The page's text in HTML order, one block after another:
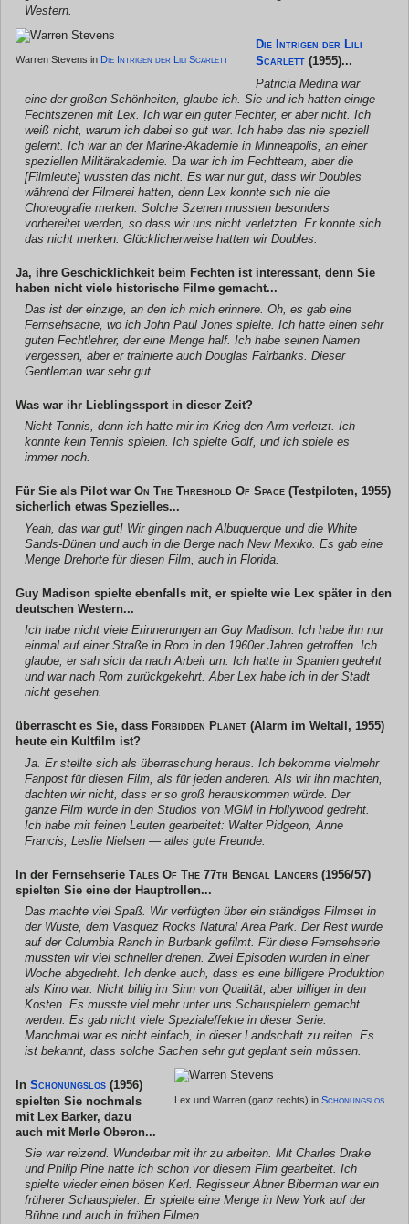
Western.
Warren Stevens in Die Intrigen der Lili Scarlett
Die Intrigen der Lili
Scarlett (1955)...
Patricia Medina war
eine der großen Schönheiten, glaube ich. Sie und ich hatten einige
Fechtszenen mit Lex. Ich war ein guter Fechter, er aber nicht. Ich
weiß nicht, warum ich dabei so gut war. Ich habe das nie speziell
gelernt. Ich war an der Marine-Akademie in Minneapolis, an einer
speziellen Militärakademie. Da war ich im Fechtteam, aber die
[Filmleute] wussten das nicht. Es war nur gut, dass wir Doubles
während der Filmerei hatten, denn Lex konnte sich nie die
Choreografie merken. Solche Szenen mussten besonders
vorbereitet werden, so dass wir uns nicht verletzten. Er konnte sich
das nicht merken. Glücklicherweise hatten wir Doubles.
Ja, ihre Geschicklichkeit beim Fechten ist interessant, denn Sie
haben nicht viele historische Filme gemacht...
Das ist der einzige, an den ich mich erinnere. Oh, es gab eine
Fernsehsache, wo ich John Paul Jones spielte. Ich hatte einen sehr
guten Fechtlehrer, der eine Menge half. Ich habe seinen Namen
vergessen, aber er trainierte auch Douglas Fairbanks. Dieser
Gentleman war sehr gut.
Was war ihr Lieblingssport in dieser Zeit?
Nicht Tennis, denn ich hatte mir im Krieg den Arm verletzt. Ich
konnte kein Tennis spielen. Ich spielte Golf, und ich spiele es
immer noch.
Für Sie als Pilot war On The Threshold Of Space (Testpiloten, 1955)
sicherlich etwas Spezielles...
Yeah, das war gut! Wir gingen nach Albuquerque und die White
Sands-Dünen und auch in die Berge nach New Mexiko. Es gab eine
Menge Drehorte für diesen Film, auch in Florida.
Guy Madison spielte ebenfalls mit, er spielte wie Lex später in den
deutschen Western...
Ich habe nicht viele Erinnerungen an Guy Madison. Ich habe ihn nur
einmal auf einer Straße in Rom in den 1960er Jahren getroffen. Ich
glaube, er sah sich da nach Arbeit um. Ich hatte in Spanien gedreht
und war nach Rom zurückgekehrt. Aber Lex habe ich in der Stadt
nicht gesehen.
überrascht es Sie, dass Forbidden Planet (Alarm im Weltall, 1955)
heute ein Kultfilm ist?
Ja. Er stellte sich als überraschung heraus. Ich bekomme vielmehr
Fanpost für diesen Film, als für jeden anderen. Als wir ihn machten,
dachten wir nicht, dass er so groß herauskommen würde. Der
ganze Film wurde in den Studios von MGM in Hollywood gedreht.
Ich habe mit feinen Leuten gearbeitet: Walter Pidgeon, Anne
Francis, Leslie Nielsen — alles gute Freunde.
In der Fernsehserie Tales Of The 77th Bengal Lancers (1956/57)
spielten Sie eine der Hauptrollen...
Das machte viel Spaß. Wir verfügten über ein ständiges Filmset in
der Wüste, dem Vasquez Rocks Natural Area Park. Der Rest wurde
auf der Columbia Ranch in Burbank gefilmt. Für diese Fernsehserie
mussten wir viel schneller drehen. Zwei Episoden wurden in einer
Woche abgedreht. Ich denke auch, dass es eine billigere Produktion
als Kino war. Nicht billig im Sinn von Qualität, aber billiger in den
Kosten. Es musste viel mehr unter uns Schauspielern gemacht
werden. Es gab nicht viele Spezialeffekte in dieser Serie.
Manchmal war es nicht einfach, in dieser Landschaft zu reiten. Es
ist bekannt, dass solche Sachen sehr gut geplant sein müssen.
Lex und Warren (ganz rechts) in Schonungslos
In Schonungslos (1956)
spielten Sie nochmals
mit Lex Barker, dazu
auch mit Merle Oberon...
Sie war reizend. Wunderbar mit ihr zu arbeiten. Mit Charles Drake
und Philip Pine hatte ich schon vor diesem Film gearbeitet. Ich
spielte wieder einen bösen Kerl. Regisseur Abner Biberman war ein
früherer Schauspieler. Er spielte eine Menge in New York auf der
Bühne und auch in frühen Filmen.